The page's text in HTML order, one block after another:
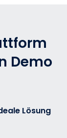
Demo
Lösung